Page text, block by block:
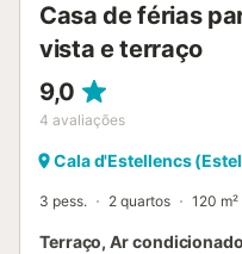
Casa de férias
vista e terraço
9,0
4 avaliações
Cala d'Estellencs
3 pess. 2 quartos 120 m²
Terraço, Ar